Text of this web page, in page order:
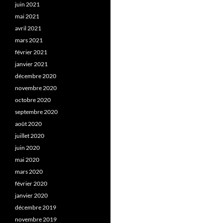
juin 2021
mai 2021
avril 2021
mars 2021
février 2021
janvier 2021
décembre 2020
novembre 2020
octobre 2020
septembre 2020
août 2020
juillet 2020
juin 2020
mai 2020
mars 2020
février 2020
janvier 2020
décembre 2019
novembre 2019